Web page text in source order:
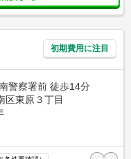
初期費用に注目
警察署前 徒歩14分
区東原３丁目